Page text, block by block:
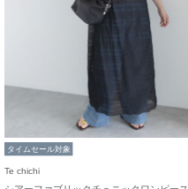
タイムセール対象
Te chichi